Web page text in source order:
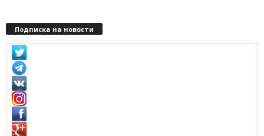
Подписка на новости